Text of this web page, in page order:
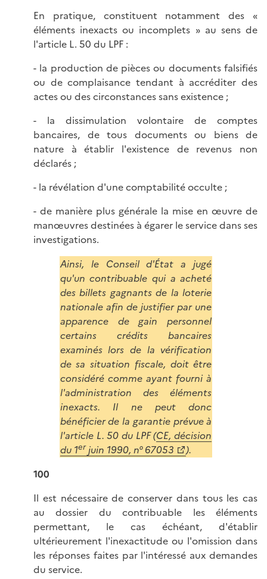
En pratique, constituent notamment des «
éléments inexacts ou incomplets » au sens de
l'article L. 50 du LPF :
- la production de pièces ou documents falsifiés
ou de complaisance tendant à accréditer des
actes ou des circonstances sans existence ;
- la dissimulation volontaire de comptes
bancaires, de tous documents ou biens de
nature à établir l'existence de revenus non
déclarés ;
- la révélation d'une comptabilité occulte ;
- de manière plus générale la mise en œuvre de
manœuvres destinées à égarer le service dans ses
investigations.
Ainsi, le Conseil d'État a jugé
qu'un contribuable qui a acheté
des billets gagnants de la loterie
nationale afin de justifier par une
apparence de gain personnel
certains crédits bancaires
examinés lors de la vérification
de sa situation fiscale, doit être
considéré comme ayant fourni à
l'administration des éléments
inexacts. Il ne peut donc
bénéficier de la garantie prévue à
l'article L. 50 du LPF (CE, décision
du 1erjuin 1990, n° 67053
).
100
Il est nécessaire de conserver dans tous les cas
au dossier du contribuable les éléments
permettant, le cas échéant, d'établir
ultérieurement l'inexactitude ou l'omission dans
les réponses faites par l'intéressé aux demandes
du service.